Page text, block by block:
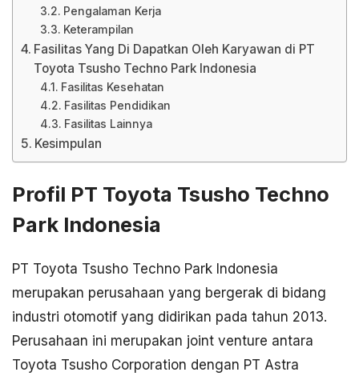
Pengalaman Kerja
Keterampilan
Fasilitas Yang Di Dapatkan Oleh Karyawan di PT
Toyota Tsusho Techno Park Indonesia
Fasilitas Kesehatan
Fasilitas Pendidikan
Fasilitas Lainnya
Kesimpulan
Profil PT Toyota Tsusho Techno
Park Indonesia
PT Toyota Tsusho Techno Park Indonesia
merupakan perusahaan yang bergerak di bidang
industri otomotif yang didirikan pada tahun 2013.
Perusahaan ini merupakan joint venture antara
Toyota Tsusho Corporation dengan PT Astra